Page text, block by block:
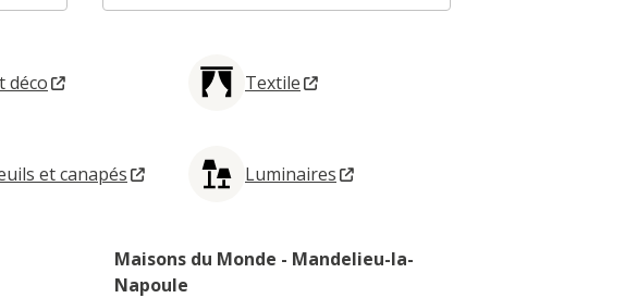
déco Textile
et canapés Luminaires
Maisons du Monde - Mandelieu-la-
Napoule